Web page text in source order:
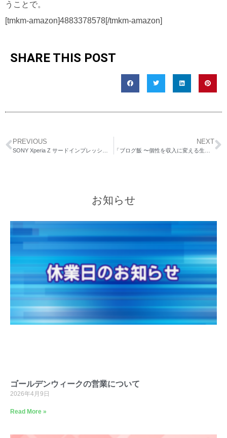
うことで。
[tmkm-amazon]4883378578[/tmkm-amazon]
SHARE THIS POST
PREVIOUS NEXT
お知らせ
ゴールデンウィークの営業について
2026年4月9日
Read More »